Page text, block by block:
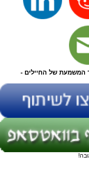
המשמעת של החיילים -